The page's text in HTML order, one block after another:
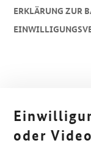
ERKLÄRUNG ZUR
oder